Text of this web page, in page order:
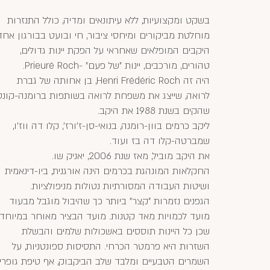
בשקט ומקצועיות, ללא עיתונאים ומדיה, כולל התנזרות
מוחלטת מביקורים ומיחסי ציבור, חי ובועט בבורגון
היקבים המופלאים שאחראי על הפקת יינות גדולים,
טהורים, מורכבים, יינות "של פעם" -Prieuré Roch.
היה זה Henri Frédéric Roch, בן אחותה של גברת
לרואה, שייצג את משפחת לרואה בשותפות ברומנה-
שהקים בשנת 1988 את היקב.
ליקב כרמים בוון-רומנה, בנואי-סן-ז'ורז', קלו דה ווז'ו,
שמברטה-קלו דה בז ועוד.
את היקב מוביל, מאז שנת 2006, יאניק שו.
החקלאות המונהגת בכרמים הינה אורגנית, ביו-דינאמית
ושיטות העבודה המסורתיות נטולות מניפולציות.
הגפנים נזמרות "קצר" ביותר כך שהיבול מוגבל מבעוד
מועד לכמויות מאד קטנות. מועד הבציר מאוחר במיוחד
שכן כל היינות תוססים באשכולות שלמים והבשלת
השזרות היא פרמטר הכרחי. התסיסות ספונטניות, על
השמרים הטבעיים ומלבד שלב הביקבוק, אף טיפת